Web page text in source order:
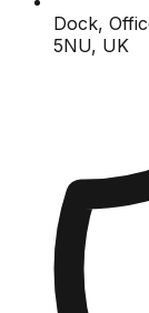
Dock,
5NU, UK